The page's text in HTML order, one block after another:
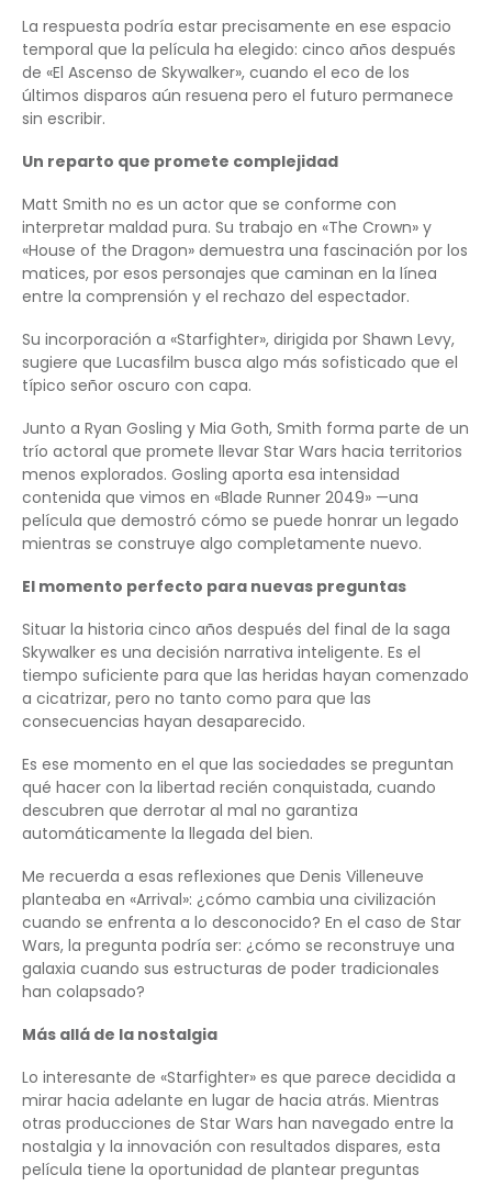
La respuesta podría estar precisamente en ese espacio
temporal que la película ha elegido: cinco años después
de «El Ascenso de Skywalker», cuando el eco de los
últimos disparos aún resuena pero el futuro permanece
sin escribir.
Un reparto que promete complejidad
Matt Smith no es un actor que se conforme con
interpretar maldad pura. Su trabajo en «The Crown» y
«House of the Dragon» demuestra una fascinación por los
matices, por esos personajes que caminan en la línea
entre la comprensión y el rechazo del espectador.
Su incorporación a «Starfighter», dirigida por Shawn Levy,
sugiere que Lucasfilm busca algo más sofisticado que el
típico señor oscuro con capa.
Junto a Ryan Gosling y Mia Goth, Smith forma parte de un
trío actoral que promete llevar Star Wars hacia territorios
menos explorados. Gosling aporta esa intensidad
contenida que vimos en «Blade Runner 2049» —una
película que demostró cómo se puede honrar un legado
mientras se construye algo completamente nuevo.
El momento perfecto para nuevas preguntas
Situar la historia cinco años después del final de la saga
Skywalker es una decisión narrativa inteligente. Es el
tiempo suficiente para que las heridas hayan comenzado
a cicatrizar, pero no tanto como para que las
consecuencias hayan desaparecido.
Es ese momento en el que las sociedades se preguntan
qué hacer con la libertad recién conquistada, cuando
descubren que derrotar al mal no garantiza
automáticamente la llegada del bien.
Me recuerda a esas reflexiones que Denis Villeneuve
planteaba en «Arrival»: ¿cómo cambia una civilización
cuando se enfrenta a lo desconocido? En el caso de Star
Wars, la pregunta podría ser: ¿cómo se reconstruye una
galaxia cuando sus estructuras de poder tradicionales
han colapsado?
Más allá de la nostalgia
Lo interesante de «Starfighter» es que parece decidida a
mirar hacia adelante en lugar de hacia atrás. Mientras
otras producciones de Star Wars han navegado entre la
nostalgia y la innovación con resultados dispares, esta
película tiene la oportunidad de plantear preguntas